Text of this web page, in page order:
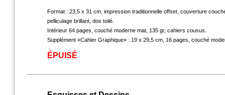
Format : 23,5 x 31 cm, impression traditionnelle offset, couverture
pelliculage brillant, dos toilé.
Intérieur 64 pages, couché moderne mat, 135 gr, cahiers cousus.
Supplément «Cahier Graphique» : 19 x 29,5 cm, 16 pages, couché
ÉPUISÉ